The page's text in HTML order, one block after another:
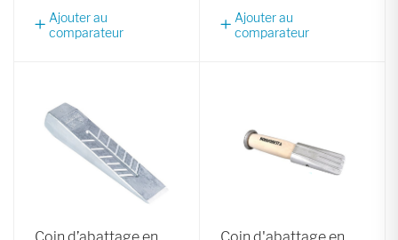
Ajouter au
comparateur
Ajouter au
comparateur
Coin d’abattage en
Coin d'abattage en